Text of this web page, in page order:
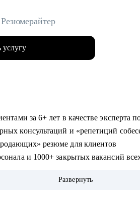
за 6+ лет в качестве эксперта
консультаций и «репетиций
резюме для клиентов
и 1000+ закрытых вакансий
персоналом) и бизнес-
Развернуть